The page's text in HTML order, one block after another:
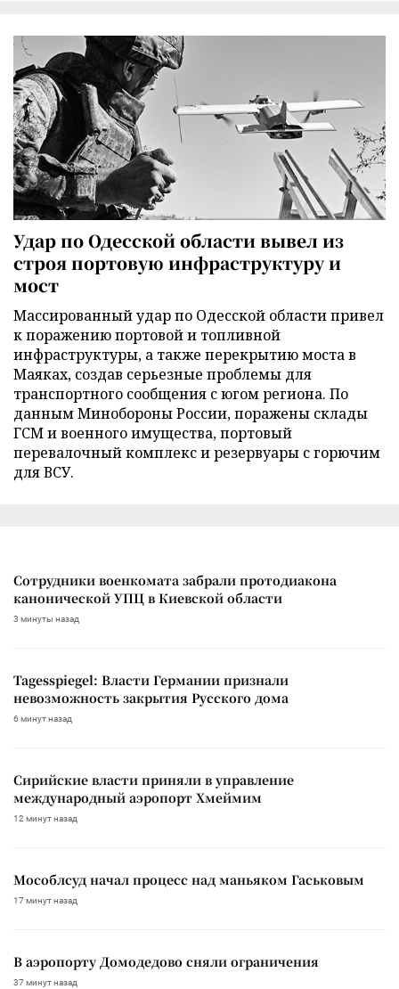
Удар по Одесской области вывел из
строя портовую инфраструктуру и
мост
Массированный удар по Одесской области привел
к поражению портовой и топливной
инфраструктуры, а также перекрытию моста в
Маяках, создав серьезные проблемы для
транспортного сообщения с югом региона. По
данным Минобороны России, поражены склады
ГСМ и военного имущества, портовый
перевалочный комплекс и резервуары с горючим
для ВСУ.
Сотрудники военкомата забрали протодиакона
канонической УПЦ в Киевской области
3 минуты назад
Tagesspiegel: Власти Германии признали
невозможность закрытия Русского дома
6 минут назад
Сирийские власти приняли в управление
международный аэропорт Хмеймим
12 минут назад
Мособлсуд начал процесс над маньяком Гаськовым
17 минут назад
В аэропорту Домодедово сняли ограничения
37 минут назад